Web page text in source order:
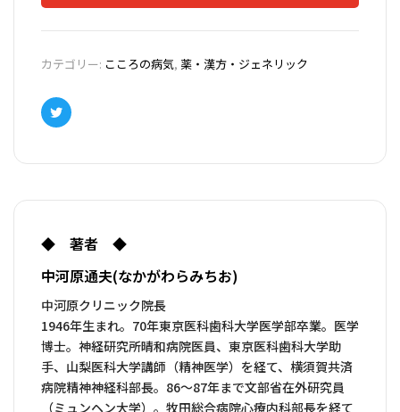
カテゴリー: こころの病気, 薬・漢方・ジェネリック
Twitter
◆ 著者 ◆
中河原通夫(なかがわらみちお)
中河原クリニック院長
1946年生まれ。70年東京医科歯科大学医学部卒業。医学
博士。神経研究所晴和病院医員、東京医科歯科大学助
手、山梨医科大学講師（精神医学）を経て、横須賀共済
病院精神神経科部長。86～87年まで文部省在外研究員
（ミュンヘン大学）。牧田総合病院心療内科部長を経て